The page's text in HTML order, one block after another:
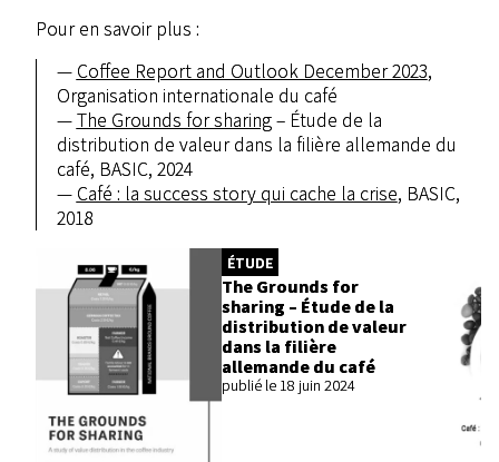
Pour en savoir plus :
Coffee Report and Outlook December 2023,
Organisation internationale du café
The Grounds for sharing– Étude de la
distribution de valeur dans la filière allemande du
café, BASIC, 2024
Café : la success story qui cache la crise, BASIC,
2018
ÉTUDE
The Grounds for
sharing – Étude de la
distribution de valeur
dans la filière
allemande du café
publié le 18 juin 2024